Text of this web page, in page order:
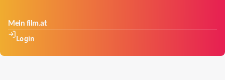
Mein film.at
Login